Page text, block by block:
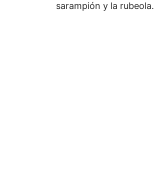
sarampión y la rubeola.